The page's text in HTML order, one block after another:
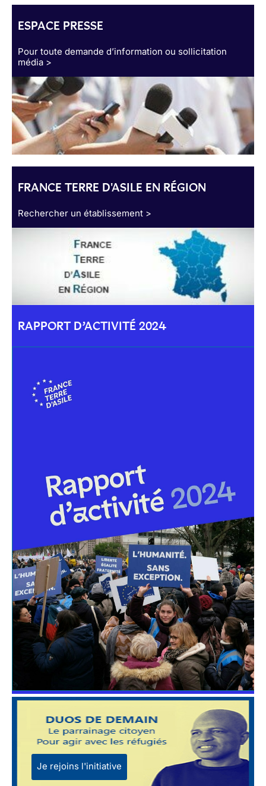
ESPACE PRESSE
Pour toute demande d’information ou sollicitation
média >
FRANCE TERRE D'ASILE EN RÉGION
Rechercher un établissement >
RAPPORT D’ACTIVITÉ 2024
Je rejoins l'initiative